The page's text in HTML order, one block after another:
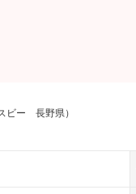
ビー 長野県）